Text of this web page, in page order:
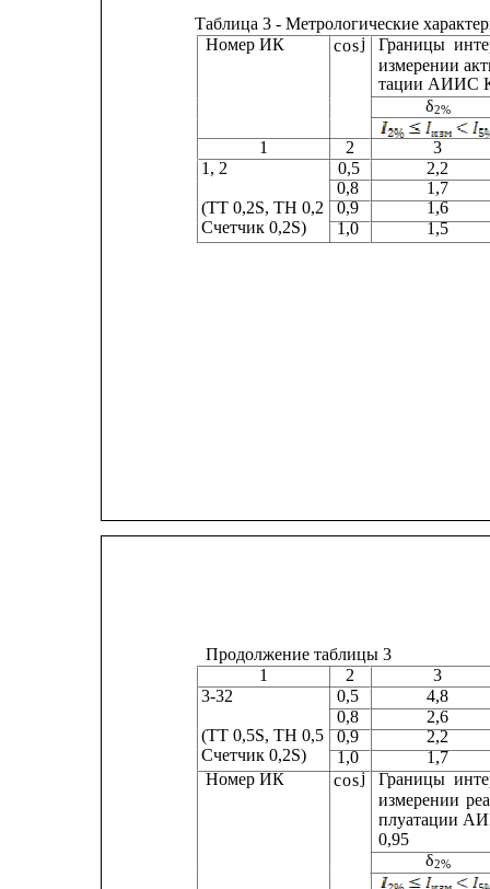
Таблица 3 - Метрологические
Номер ИК
cosj Границы
измерении
тации АИИС
δ2%
1 2
3
1, 2 0,5
0,8
1,7
(ТТ 0,2S, ТН 0,2
0,9
1,6
Счетчик 0,2S)
1,0 1,5
Продолжение таблицы 3
1
2
3
3-32
0,5
0,8
2,6
(ТТ 0,5S, ТН 0,5
0,9
2,2
Счетчик 0,2S)
1,0
1,7
Номер ИК
cosj Границы
измерении
плуатации
0,95
δ2%